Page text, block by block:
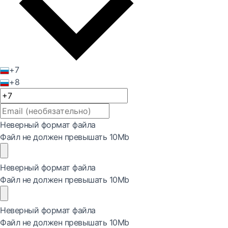
+7
+8
Неверный формат файла
Файл не должен превышать 10Mb
Неверный формат файла
Файл не должен превышать 10Mb
Неверный формат файла
Файл не должен превышать 10Mb